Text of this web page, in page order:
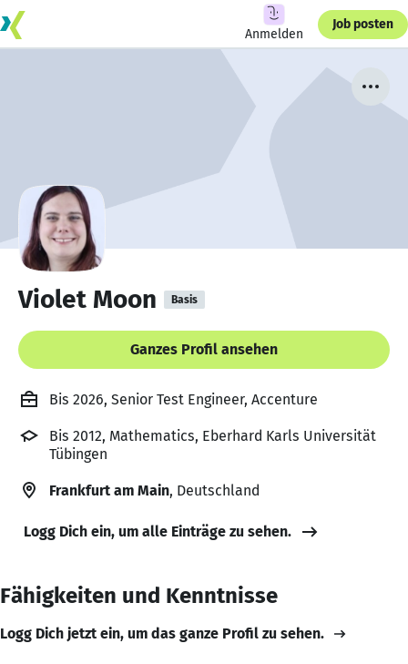
Anmelden
Job posten
Violet Moon Basis
Ganzes Profil ansehen
Bis 2026, Senior Test Engineer, Accenture
Bis 2012, Mathematics, Eberhard Karls Universität
Tübingen
Frankfurt am Main, Deutschland
Logg Dich ein, um alle Einträge zu sehen.
Fähigkeiten und Kenntnisse
Logg Dich jetzt ein, um das ganze Profil zu sehen.